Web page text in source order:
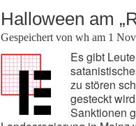
Halloween am
Gespeichert von wh am 1
Es gibt
zu stören
gesteckt
Sanktionen